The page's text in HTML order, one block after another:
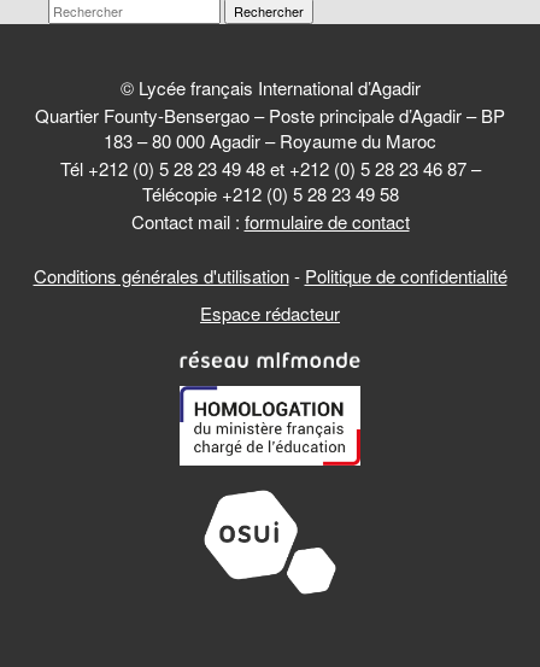
Rechercher
© Lycée français International d’Agadir
Quartier Founty-Bensergao – Poste principale d’Agadir – BP
183 – 80 000 Agadir – Royaume du Maroc
Tél +212 (0) 5 28 23 49 48 et +212 (0) 5 28 23 46 87 –
Télécopie +212 (0) 5 28 23 49 58
Contact mail : formulaire de contact
Conditions générales d'utilisation- Politique de confidentialité
Espace rédacteur